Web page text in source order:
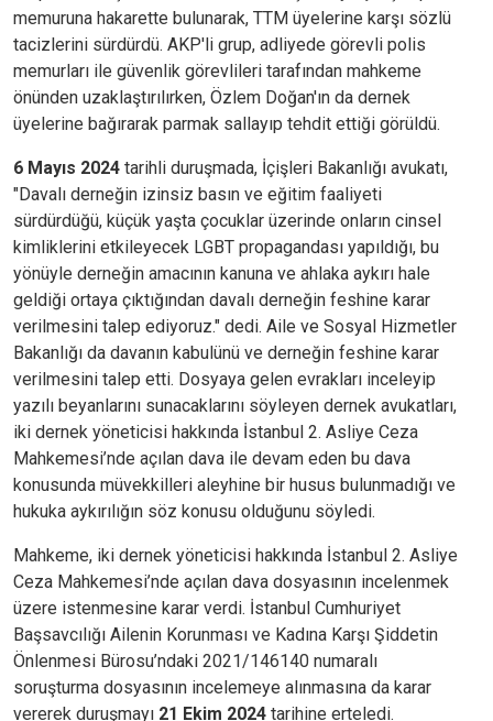
memuruna hakarette bulunarak, TTM üyelerine karşı sözlü
tacizlerini sürdürdü. AKP'li grup, adliyede görevli polis
memurları ile güvenlik görevlileri tarafından mahkeme
önünden uzaklaştırılırken, Özlem Doğan'ın da dernek
üyelerine bağırarak parmak sallayıp tehdit ettiği görüldü.
6 Mayıs 2024 tarihli duruşmada, İçişleri Bakanlığı avukatı,
"Davalı derneğin izinsiz basın ve eğitim faaliyeti
sürdürdüğü, küçük yaşta çocuklar üzerinde onların cinsel
kimliklerini etkileyecek LGBT propagandası yapıldığı, bu
yönüyle derneğin amacının kanuna ve ahlaka aykırı hale
geldiği ortaya çıktığından davalı derneğin feshine karar
verilmesini talep ediyoruz." dedi. Aile ve Sosyal Hizmetler
Bakanlığı da davanın kabulünü ve derneğin feshine karar
verilmesini talep etti. Dosyaya gelen evrakları inceleyip
yazılı beyanlarını sunacaklarını söyleyen dernek avukatları,
iki dernek yöneticisi hakkında İstanbul 2. Asliye Ceza
Mahkemesi’nde açılan dava ile devam eden bu dava
konusunda müvekkilleri aleyhine bir husus bulunmadığı ve
hukuka aykırılığın söz konusu olduğunu söyledi.
Mahkeme, iki dernek yöneticisi hakkında İstanbul 2. Asliye
Ceza Mahkemesi’nde açılan dava dosyasının incelenmek
üzere istenmesine karar verdi. İstanbul Cumhuriyet
Başsavcılığı Ailenin Korunması ve Kadına Karşı Şiddetin
Önlenmesi Bürosu’ndaki 2021/146140 numaralı
soruşturma dosyasının incelemeye alınmasına da karar
vererek duruşmayı 21 Ekim 2024 tarihine erteledi.